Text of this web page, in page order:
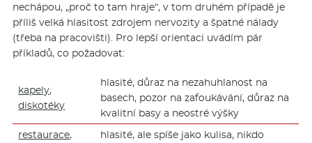
nechápou, „proč to tam hraje“, v tom druhém případě je
příliš velká hlasitost zdrojem nervozity a špatné nálady
(třeba na pracovišti). Pro lepší orientaci uvádím pár
příkladů, co požadovat:
kapely,
diskotéky
hlasité, důraz na nezahuhlanost na
basech, pozor na zafoukávání, důraz na
kvalitní basy a neostré výšky
restaurace,
hlasité, ale spíše jako kulisa, nikdo